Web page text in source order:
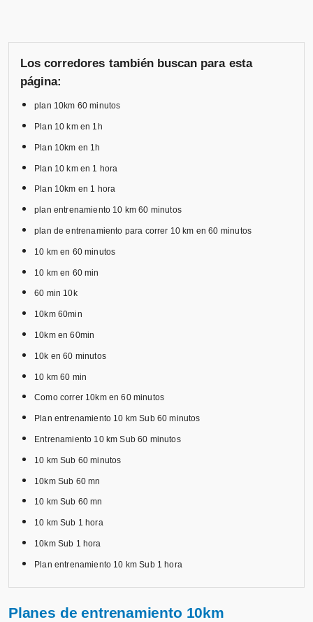
Los corredores también buscan para esta
página:
plan 10km 60 minutos
Plan 10 km en 1h
Plan 10km en 1h
Plan 10 km en 1 hora
Plan 10km en 1 hora
plan entrenamiento 10 km 60 minutos
plan de entrenamiento para correr 10 km en 60 minutos
10 km en 60 minutos
10 km en 60 min
60 min 10k
10km 60min
10km en 60min
10k en 60 minutos
10 km 60 min
Como correr 10km en 60 minutos
Plan entrenamiento 10 km Sub 60 minutos
Entrenamiento 10 km Sub 60 minutos
10 km Sub 60 minutos
10km Sub 60 mn
10 km Sub 60 mn
10 km Sub 1 hora
10km Sub 1 hora
Plan entrenamiento 10 km Sub 1 hora
Planes de entrenamiento 10km